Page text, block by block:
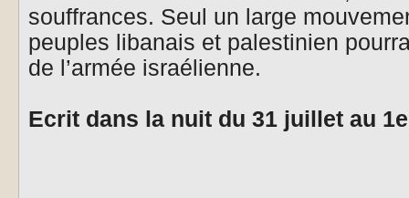
souffrances. Seul un large
peuples libanais et palestinien
de l’armée israélienne.
Ecrit dans la nuit du 31 juillet au